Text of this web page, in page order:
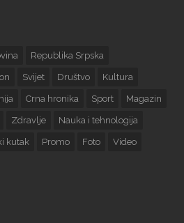
Republika Srpska
Svijet Društvo Kultura
Crna hronika Sport Magazin
Zdravlje Nauka i tehnologija
kutak Promo Foto Video